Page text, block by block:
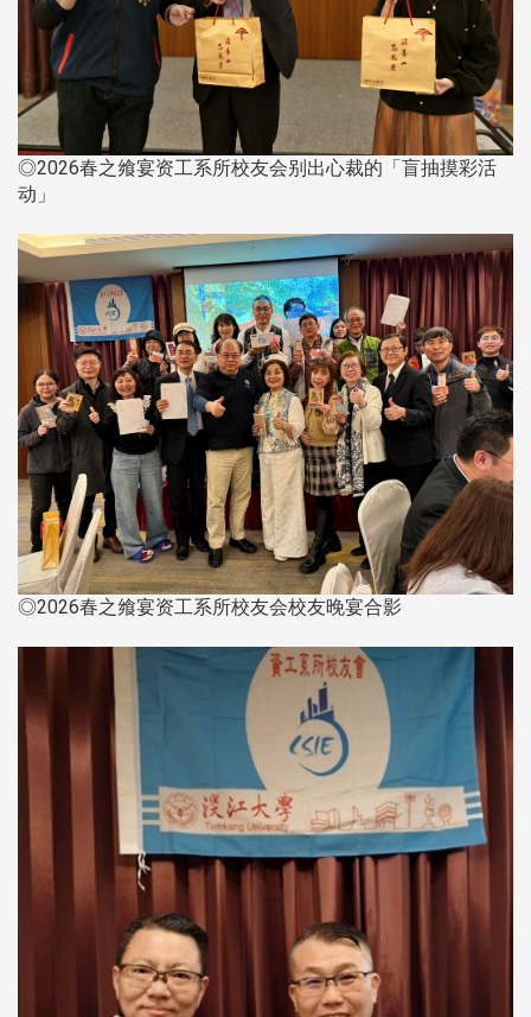
◎2026春之飨宴资工系所校友会别出心裁的「盲抽摸彩活
动」
◎2026春之飨宴资工系所校友会校友晚宴合影